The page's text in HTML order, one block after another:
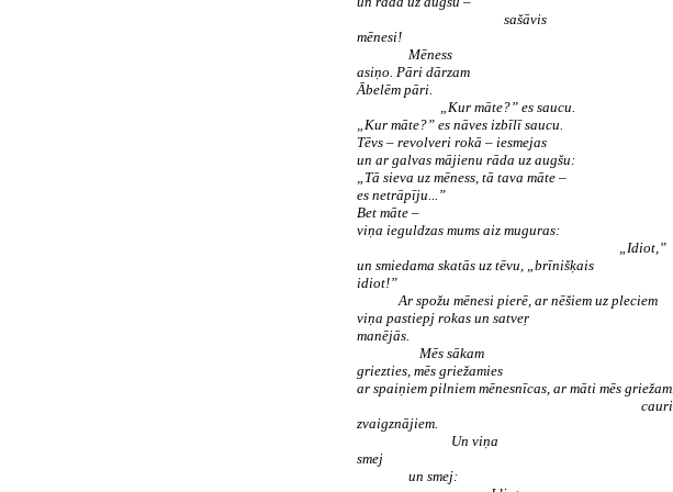
sašāvis
mēnesi!
Mēness
asiņo. Pāri dārzam
Ābelēm pāri.
„Kur māte?” es saucu.
„Kur māte?” es nāves izbīlī saucu.
Tēvs – revolveri rokā – iesmejas
un ar galvas mājienu rāda uz augšu:
„Tā sieva uz mēness, tā tava māte –
es netrāpīju...”
Bet māte –
viņa ieguldzas mums aiz muguras:
„Idiot,”
un smiedama skatās uz tēvu, „brīnišķais
idiot!”
Ar spožu mēnesi pierē, ar nēšiem uz pleciem
viņa pastiepj rokas un satveŗ
manējās.
Mēs sākam
griezties, mēs griežamies
ar spaiņiem pilniem mēnesnīcas, ar māti mēs
cauri
zvaigznājiem.
Un viņa
smej
un smej: